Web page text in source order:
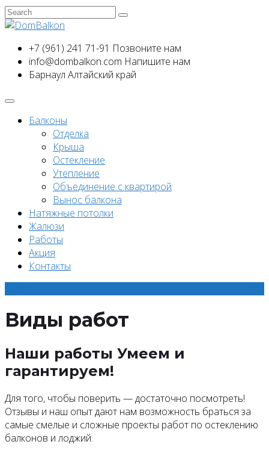
+7 (961) 241 71-91 Позвоните нам
info@dombalkon.com Напишите нам
Барнаул Алтайский край
Балконы
Отделка
Крыша
Остекление
Утепление
Объединение с квартирой
Вынос балкона
Натяжные потолки
Жалюзи
Работы
Акция
Контакты
Виды работ
Наши работы Умеем и
гарантируем!
Для того, чтобы поверить — достаточно посмотреть!
Отзывы и наш опыт дают нам возможность браться за
самые смелые и сложные проекты работ по остеклению
балконов и лоджий.